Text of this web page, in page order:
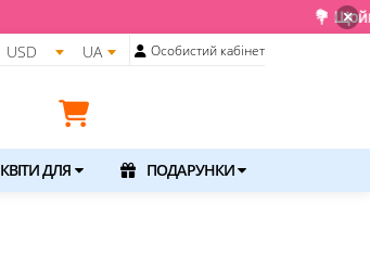
💐 Щойно отримали свіжу поставку.
×
USD UA Особистий кабінет
КВІТИ ДЛЯ ПОДАРУНКИ